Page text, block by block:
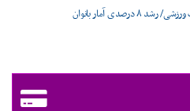
پوشش پزشکی رایگان ۲۶۰۰ساعت مسابقات ورزشی/ رشد ۸ درصدی آمار بانوان